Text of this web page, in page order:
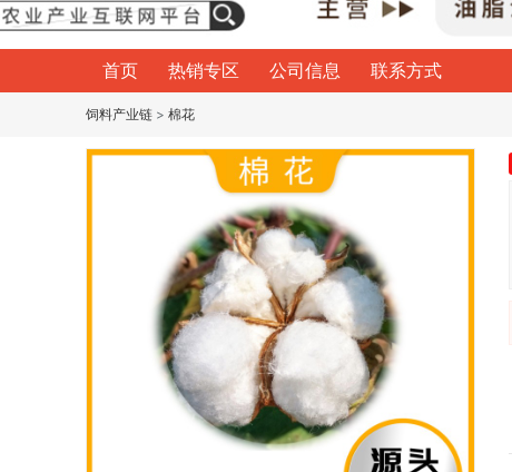
首页 热销专区 公司信息 联系方式
饲料产业链 > 棉花